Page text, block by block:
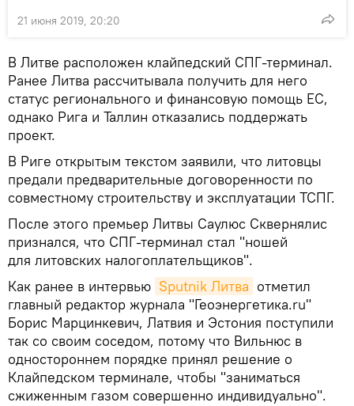
21 июня 2019, 20:20
В Литве расположен клайпедский СПГ-терминал.
Ранее Литва рассчитывала получить для него
статус регионального и финансовую помощь ЕС,
однако Рига и Таллин отказались поддержать
проект.
В Риге открытым текстом заявили, что литовцы
предали предварительные договоренности по
совместному строительству и эксплуатации ТСПГ.
После этого премьер Литвы Саулюс Сквернялис
признался, что СПГ-терминал стал "ношей
для литовских налогоплательщиков".
Как ранее в интервью Sputnik Литва отметил
главный редактор журнала "Геоэнергетика.ru"
Борис Марцинкевич, Латвия и Эстония поступили
так со своим соседом, потому что Вильнюс в
одностороннем порядке принял решение о
Клайпедском терминале, чтобы "заниматься
сжиженным газом совершенно индивидуально".